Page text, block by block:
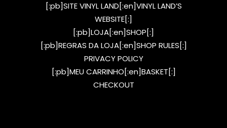
[:pb]SITE VINYL LAND[:en]VINYL LAND’S
WEBSITE[:]
[:pb]LOJA[:en]SHOP[:]
[:pb]REGRAS DA LOJA[:en]SHOP RULES[:]
PRIVACY POLICY
[:pb]MEU CARRINHO[:en]BASKET[:]
CHECKOUT